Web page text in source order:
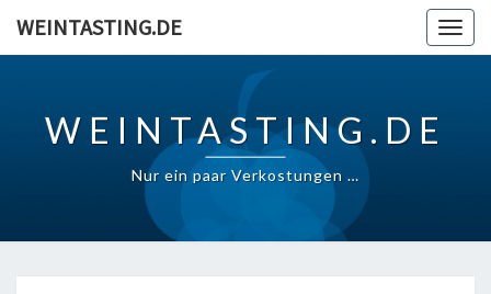
WEINTASTING.DE
WEINTASTING.DE
Nur ein paar Verkostungen …